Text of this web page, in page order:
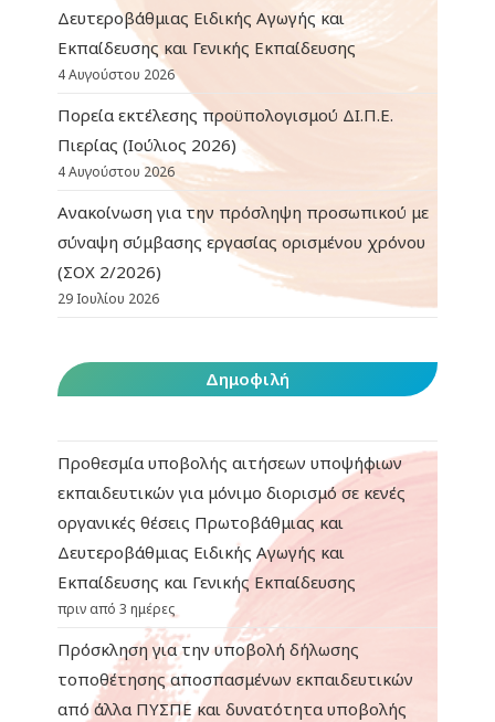
Δευτεροβάθμιας Ειδικής Αγωγής και
Εκπαίδευσης και Γενικής Εκπαίδευσης
4 Αυγούστου 2026
Πορεία εκτέλεσης προϋπολογισμού ΔΙ.Π.Ε.
Πιερίας (Ιούλιος 2026)
4 Αυγούστου 2026
Ανακοίνωση για την πρόσληψη προσωπικού με
σύναψη σύμβασης εργασίας ορισμένου χρόνου
(ΣΟΧ 2/2026)
29 Ιουλίου 2026
Δημοφιλή
Προθεσμία υποβολής αιτήσεων υποψήφιων
εκπαιδευτικών για μόνιμο διορισμό σε κενές
οργανικές θέσεις Πρωτοβάθμιας και
Δευτεροβάθμιας Ειδικής Αγωγής και
Εκπαίδευσης και Γενικής Εκπαίδευσης
πριν από 3 ημέρες
Πρόσκληση για την υποβολή δήλωσης
τοποθέτησης αποσπασμένων εκπαιδευτικών
από άλλα ΠΥΣΠΕ και δυνατότητα υποβολής